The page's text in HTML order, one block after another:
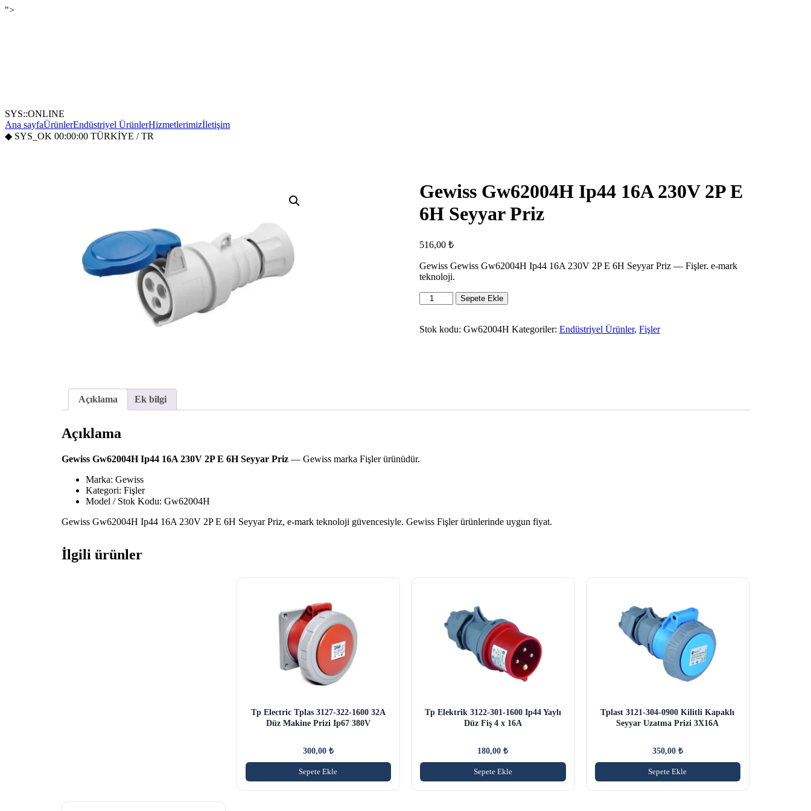
">
SYS::ONLINE
Ana sayfaÜrünlerEndüstriyel ÜrünlerHizmetlerimizİletişim
◆ SYS_OK 00:00:00 TÜRKİYE / TR
Gewiss Gw62004H Ip44 16A 230V 2P E
6H Seyyar Priz
516,00 ₺
Gewiss Gewiss Gw62004H Ip44 16A 230V 2P E 6H Seyyar Priz — Fişler. e-mark
teknoloji.
Gewiss
Gw62004H
16A
Sepete Ekle
Stok kodu: Gw62004H Kategoriler: Endüstriyel Ürünler, Fişler
Açıklama Ek bilgi
Açıklama
Gewiss Gw62004H Ip44 16A 230V 2P E 6H Seyyar Priz — Gewiss marka Fişler ürünüdür.
Marka: Gewiss
Kategori: Fişler
Model / Stok Kodu: Gw62004H
Gewiss Gw62004H Ip44 16A 230V 2P E 6H Seyyar Priz, e-mark teknoloji güvencesiyle. Gewiss Fişler ürünlerinde uygun fiyat.
İlgili ürünler
Tp Electric Tplas 3127-322-1600 32A
Düz Makine Prizi Ip67 380V
300,00 ₺
Sepete Ekle
Tp Elektrik 3122-301-1600 Ip44 Yaylı
Düz Fiş 4 x 16A
180,00₺
Sepete Ekle
Tplast 3121-304-0900 Kilitli Kapaklı
Seyyar Uzatma Prizi 3X16A
350,00 ₺
Sepete Ekle